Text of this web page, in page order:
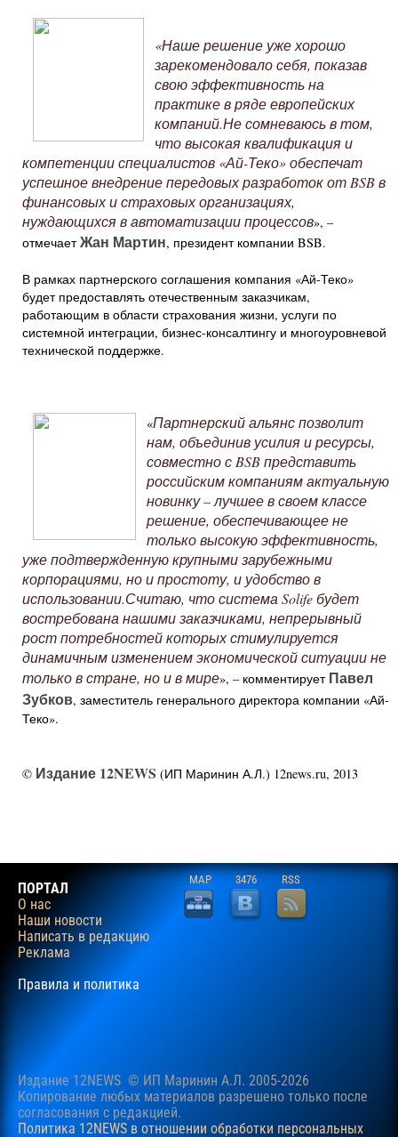
«Наше решение уже хорошо
зарекомендовало себя, показав
свою эффективность на
практике в ряде европейских
компаний.Не сомневаюсь в том,
что высокая квалификация и
компетенции специалистов «Ай-Теко» обеспечат
успешное внедрение передовых разработок от BSBв
финансовых и страховых организациях,
нуждающихся в автоматизации процессов», –
отмечаетЖан Мартин, президент компании BSB.
В рамках партнерского соглашения компания «Ай-Теко»
будет предоставлять отечественным заказчикам,
работающим в области страхования жизни, услуги по
системной интеграции, бизнес-консалтингу и многоуровневой
технической поддержке.
«Партнерский альянс позволит
нам, объединив усилия и ресурсы,
совместно с BSBпредставить
российским компаниям актуальную
новинку – лучшее в своем классе
решение, обеспечивающее не
только высокую эффективность,
уже подтвержденную крупными зарубежными
корпорациями, но и простоту, и удобство в
использовании.Считаю, что система Solifeбудет
востребована нашими заказчиками, непрерывный
рост потребностей которых стимулируется
динамичным изменением экономической ситуации не
только в стране, но и в мире», – комментирует Павел
Зубков, заместитель генерального директора компании «Ай-
Теко».
© Издание 12NEWS (ИП Маринин А.Л.) 12news.ru, 2013
ПОРТАЛ
О нас
Наши новости
Написать в редакцию
Реклама
Правила и политика
MAP 3476 RSS
Издание 12NEWS © ИП Маринин А.Л. 2005-2026
Копирование любых материалов разрешено только после
согласования c редакцией.
Политика 12NEWS в отношении обработки персональных